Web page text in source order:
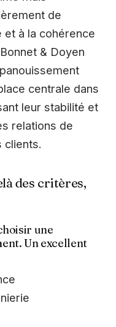
de
et à la cohérence
& Doyen
centrale dans
leur stabilité et
relations de
clients.
des critères,
une
Un excellent